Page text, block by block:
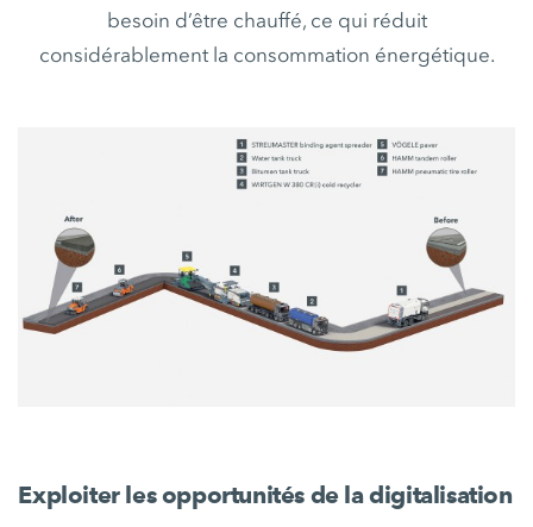
besoin d’être chauffé, ce qui réduit
considérablement la consommation énergétique.
Exploiter les opportunités de la digitalisation